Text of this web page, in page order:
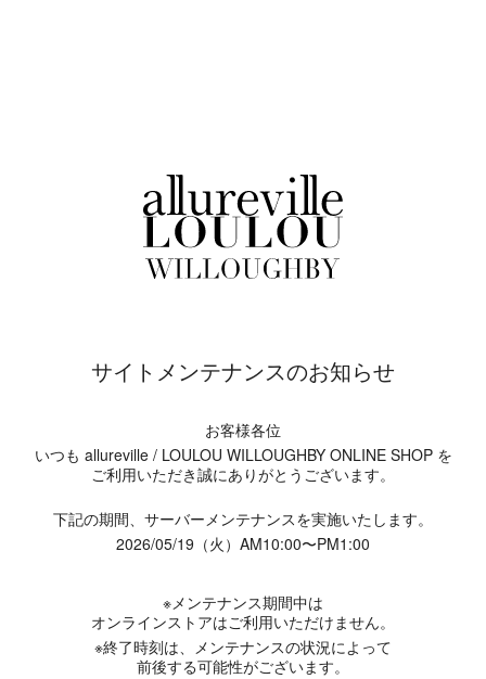
サイトメンテナンスのお知らせ
お客様各位
いつも allureville / LOULOU WILLOUGHBY ONLINE SHOP を
ご利用いただき誠にありがとうございます。
下記の期間、サーバーメンテナンスを実施いたします。
2026/05/19（火）AM10:00〜PM1:00
※メンテナンス期間中は
オンラインストアはご利用いただけません。
※終了時刻は、メンテナンスの状況によって
前後する可能性がございます。